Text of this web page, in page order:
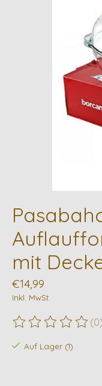
mit
€14,99
Inkl. MwSt.
Die Bewertung (0)
Auf Lager (1)